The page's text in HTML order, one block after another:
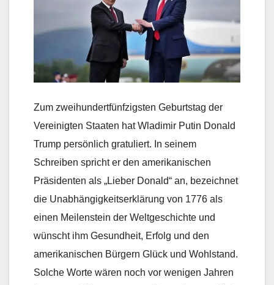
Zum zweihundertfünfzigsten Geburtstag der
Vereinigten Staaten hat Wladimir Putin Donald
Trump persönlich gratuliert. In seinem
Schreiben spricht er den amerikanischen
Präsidenten als „Lieber Donald“ an, bezeichnet
die Unabhängigkeitserklärung von 1776 als
einen Meilenstein der Weltgeschichte und
wünscht ihm Gesundheit, Erfolg und den
amerikanischen Bürgern Glück und Wohlstand.
Solche Worte wären noch vor wenigen Jahren